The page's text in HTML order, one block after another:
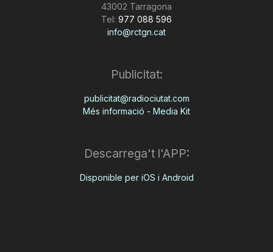
43002 Tarragona
Tel: 977 088 596
info@rctgn.cat
Publicitat:
publicitat@radiociutat.com
Més informació - Media Kit
Descarrega't l'APP:
Disponible per iOS i Android